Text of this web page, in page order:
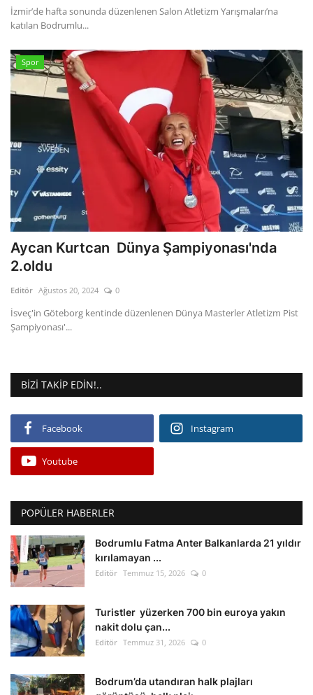
İzmir’de hafta sonunda düzenlenen Salon Atletizm Yarışmaları’na
katılan Bodrumlu...
Spor
Aycan Kurtcan Dünya Şampiyonası'nda
2.oldu
Editör Ağustos 20, 2024 0
İsveç'in Göteborg kentinde düzenlenen Dünya Masterler Atletizm Pist
Şampiyonası'...
BIZI TAKIP EDIN!..
Facebook Instagram
Youtube
POPÜLER HABERLER
Bodrumlu Fatma Anter Balkanlarda 21 yıldır
kırılamayan ...
Editör Temmuz 15, 2026 0
Turistler yüzerken 700 bin euroya yakın
nakit dolu çan...
Editör Temmuz 31, 2026 0
Bodrum’da utandıran halk plajları